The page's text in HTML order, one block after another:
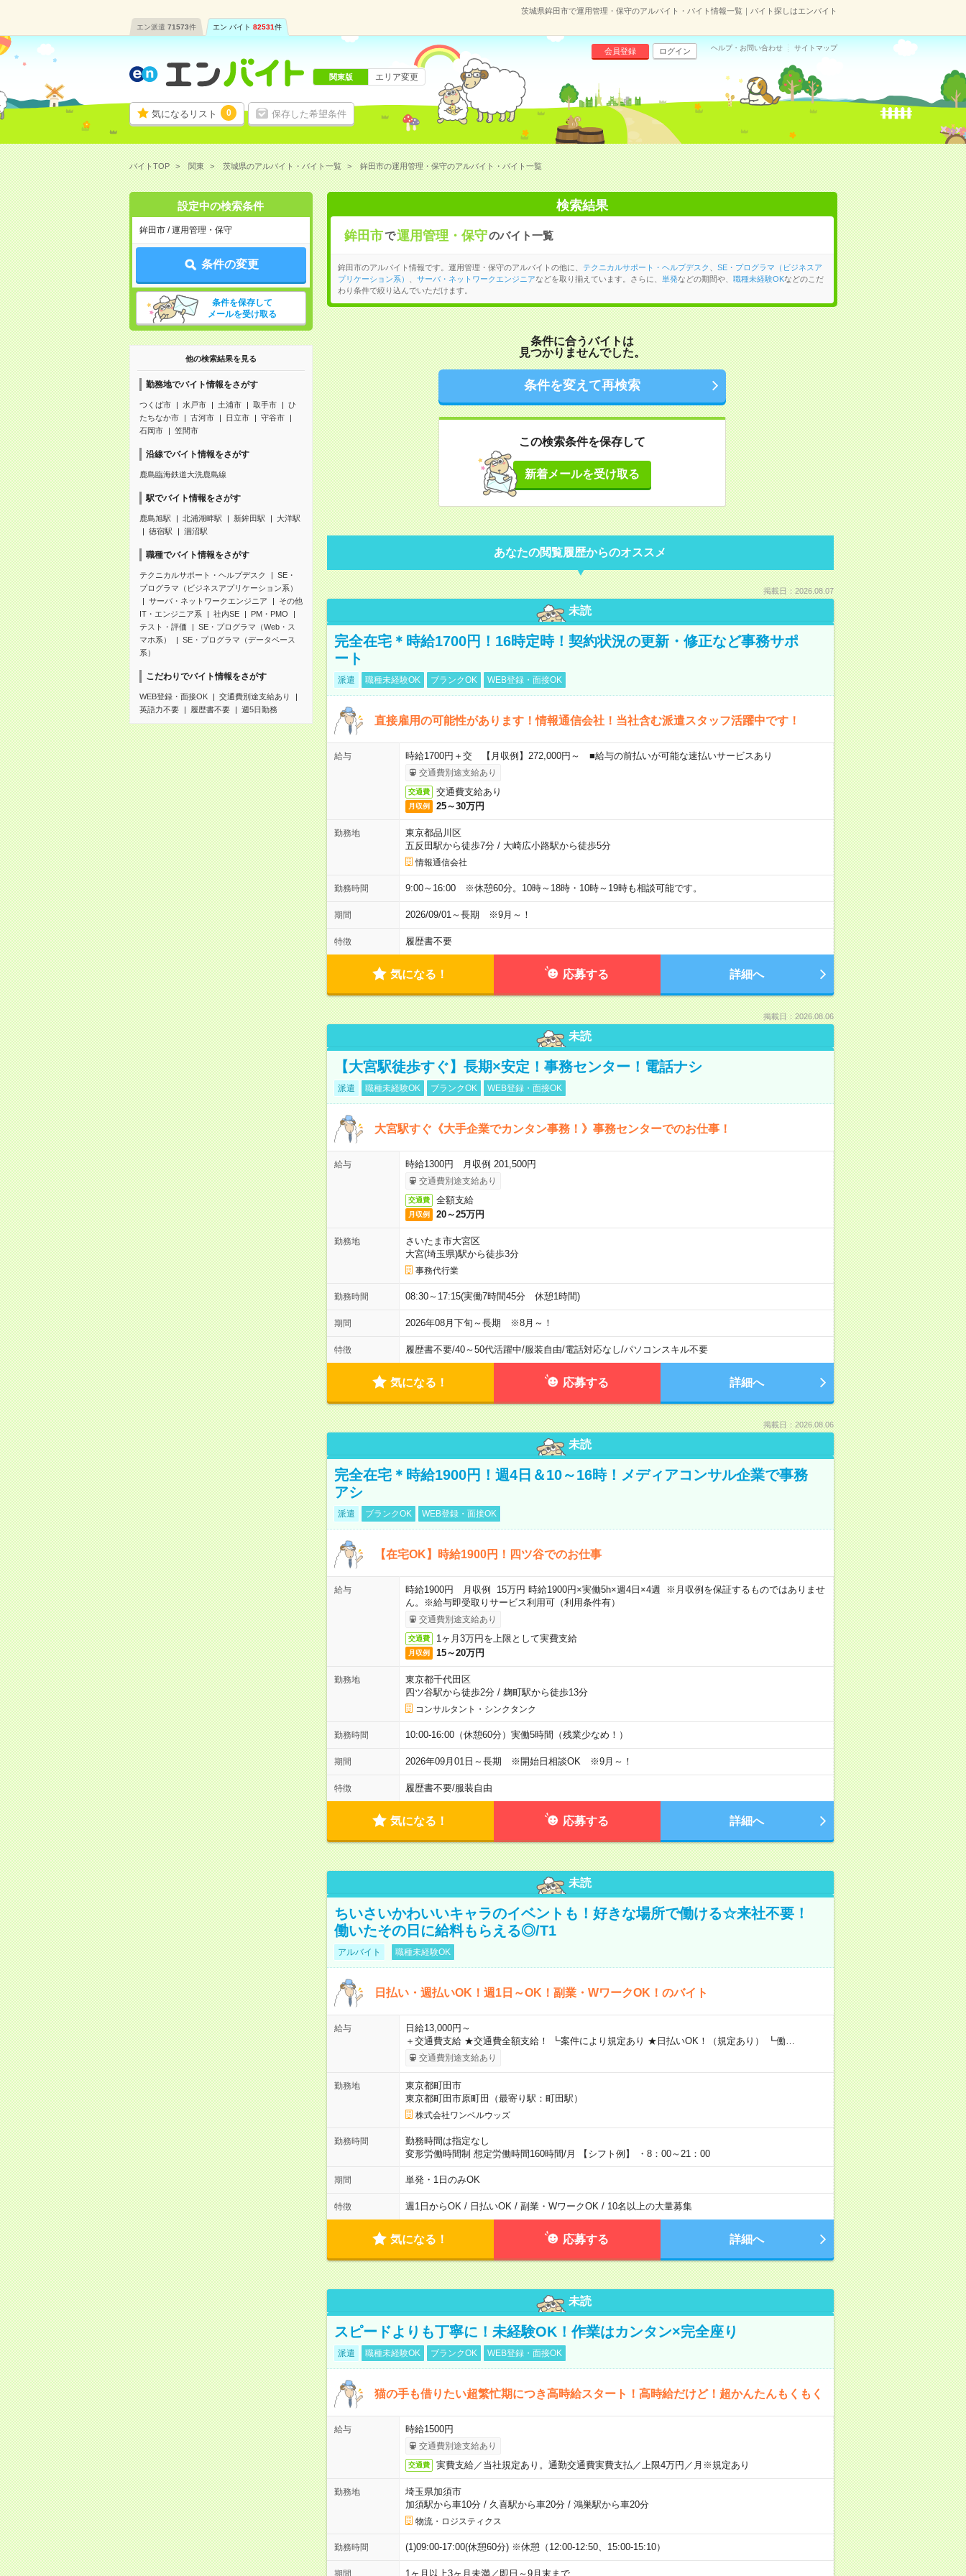
茨城県鉾田市で運用管理・保守のアルバイト・バイト情報一覧｜バイト探しはエンバイト
エン派遣 71573件 エン バイト 82531件
気になるリスト 0 保存した希望条件
会員登録 ログイン ヘルプ・お問い合わせ サイトマップ
関東版 エリア変更
バイトTOP 関東 茨城県のアルバイト・バイト一覧 鉾田市の運用管理・保守のアルバイト・バイト一覧
設定中の検索条件
鉾田市 / 運用管理・保守
条件の変更
条件を保存して
メールを受け取る
他の検索結果を見る
勤務地でバイト情報をさがす
つくば市 水戸市 土浦市 取手市
ひ
たちなか市
古河市 日立市
守谷市
石岡市
笠間市
沿線でバイト情報をさがす
鹿島臨海鉄道大洗鹿島線
駅でバイト情報をさがす
鹿島旭駅 北浦湖畔駅 新鉾田駅
大洋駅
徳宿駅
涸沼駅
職種でバイト情報をさがす
テクニカルサポート・ヘルプデスク
SE・
プログラマ（ビジネスアプリケーション系）
サーバ・ネットワークエンジニア
その他
IT・エンジニア系
社内SE
PM・PMO
テスト・評価
SE・プログラマ（Web・ス
マホ系）
SE・プログラマ（データベース
系）
こだわりでバイト情報をさがす
WEB登録・面接OK
交通費別途支給あり
英語力不要
履歴書不要 週5日勤務
検索結果
鉾田市で運用管理・保守のバイト一覧
鉾田市のアルバイト情報です。運用管理・保守のアルバイトの他に、 テクニカルサポート・ヘルプデスク
SE・プログラマ（ビジネスア
プリケーション系）
サーバ・ネットワークエンジニアなどを取り揃えています。さらに、 単発などの期間や、 職種未経験OKなどのこだ
わり条件で絞り込んでいただけます。
条件に合うバイトは
見つかりませんでした。
条件を変えて再検索
この検索条件を保存して
新着メールを受け取る
あなたの閲覧履歴からのオススメ
掲載日：2026.08.07
未読
完全在宅＊時給1700円！16時定時！契約状況の更新・修正など事務サポ
ート
派遣 職種未経験OK ブランクOK WEB登録・面接OK
直接雇用の可能性があります！情報通信会社！当社含む派遣スタッフ活躍中です！
給与 時給1700円＋交 【月収例】272,000円～ ■給与の前払いが可能な速払いサービスあり
交通費別途支給あり
交通費 交通費支給あり
月収例 25～30万円
勤務地
東京都品川区
五反田駅から徒歩7分/ 大崎広小路駅から徒歩5分
情報通信会社
勤務時間 9:00～16:00 ※休憩60分。10時～18時・10時～19時も相談可能です。
期間 2026/09/01～長期 ※9月～！
特徴 履歴書不要
気になる！ 応募する 詳細へ
掲載日：2026.08.06
未読
【大宮駅徒歩すぐ】長期×安定！事務センター！電話ナシ
派遣 職種未経験OK ブランクOK WEB登録・面接OK
大宮駅すぐ《大手企業でカンタン事務！》事務センターでのお仕事！
給与 時給1300円 月収例 201,500円
交通費別途支給あり
交通費 全額支給
月収例 20～25万円
勤務地
さいたま市大宮区
大宮(埼玉県)駅から徒歩3分
事務代行業
勤務時間 08:30～17:15(実働7時間45分 休憩1時間)
期間 2026年08月下旬～長期 ※8月～！
特徴 履歴書不要/40～50代活躍中/服装自由/電話対応なし/パソコンスキル不要
気になる！ 応募する 詳細へ
掲載日：2026.08.06
未読
完全在宅＊時給1900円！週4日＆10～16時！メディアコンサル企業で事務
アシ
派遣 ブランクOK WEB登録・面接OK
【在宅OK】時給1900円！四ツ谷でのお仕事
給与
時給1900円 月収例 15万円 時給1900円×実働5h×週4日×4週 ※月収例を保証するものではありませ
ん。※給与即受取りサービス利用可（利用条件有）
交通費別途支給あり
交通費 1ヶ月3万円を上限として実費支給
月収例 15～20万円
勤務地
東京都千代田区
四ツ谷駅から徒歩2分/ 麹町駅から徒歩13分
コンサルタント・シンクタンク
勤務時間 10:00-16:00（休憩60分）実働5時間（残業少なめ！）
期間 2026年09月01日～長期 ※開始日相談OK ※9月～！
特徴 履歴書不要/服装自由
気になる！ 応募する 詳細へ
未読
ちいさいかわいいキャラのイベントも！好きな場所で働ける☆来社不要！
働いたその日に給料もらえる◎/T1
アルバイト 職種未経験OK
日払い・週払いOK！週1日～OK！副業・WワークOK！のバイト
給与
日給13,000円～
＋交通費支給 ★交通費全額支給！ ┗案件により規定あり ★日払いOK！（規定あり） ┗働…
交通費別途支給あり
勤務地
東京都町田市
東京都町田市原町田（最寄り駅：町田駅）
株式会社ワンベルウッズ
勤務時間
勤務時間は指定なし
変形労働時間制 想定労働時間160時間/月 【シフト例】 ・8：00～21：00
期間 単発・1日のみOK
特徴 週1日からOK / 日払いOK / 副業・WワークOK / 10名以上の大量募集
気になる！ 応募する 詳細へ
未読
スピードよりも丁寧に！未経験OK！作業はカンタン×完全座り
派遣 職種未経験OK ブランクOK WEB登録・面接OK
猫の手も借りたい超繁忙期につき高時給スタート！高時給だけど！超かんたんもくもく
給与 時給1500円
交通費別途支給あり
交通費 実費支給／当社規定あり。通勤交通費実費支払／上限4万円／月※規定あり
勤務地
埼玉県加須市
加須駅から車10分/ 久喜駅から車20分/ 鴻巣駅から車20分
物流・ロジスティクス
勤務時間 (1)09:00-17:00(休憩60分) ※休憩（12:00-12:50、15:00-15:10）
期間 1ヶ月以上3ヶ月未満／即日～9月末まで